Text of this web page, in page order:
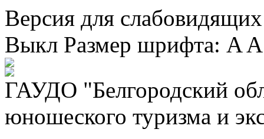
Версия для
Выкл Размер шрифта: A A
ГАУДО "Белгородский
юношеского туризма и